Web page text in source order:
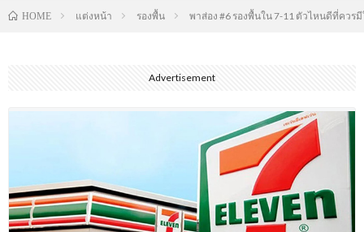
HOME แต่งหน้า รองพื้น พาส่อง #6 รองพื้นใน 7-11 ตัวไหนดีที่ควร
Advertisement